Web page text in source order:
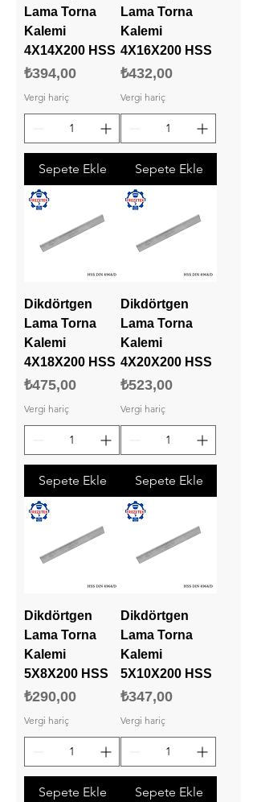
Lama Torna
Kalemi
4X14X200 HSS
Fiyat
₺394,00
Vergi hariç
Sepete Ekle
Lama Torna
Kalemi
4X16X200 HSS
Fiyat
₺432,00
Vergi hariç
Sepete Ekle
Dikdörtgen
Lama Torna
Kalemi
4X18X200 HSS
Fiyat
₺475,00
Vergi hariç
Sepete Ekle
Dikdörtgen
Lama Torna
Kalemi
4X20X200 HSS
Fiyat
₺523,00
Vergi hariç
Sepete Ekle
Dikdörtgen
Lama Torna
Kalemi
5X8X200 HSS
Fiyat
₺290,00
Vergi hariç
Sepete Ekle
Dikdörtgen
Lama Torna
Kalemi
5X10X200 HSS
Fiyat
₺347,00
Vergi hariç
Sepete Ekle